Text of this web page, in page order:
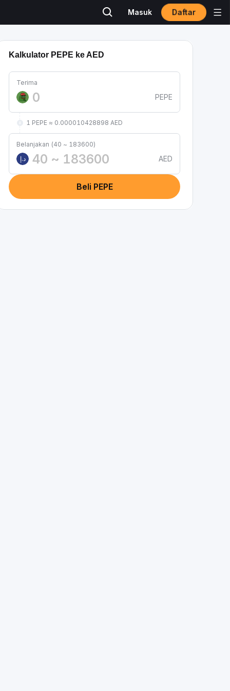
Masuk Daftar
Kalkulator PEPE ke AED
Terima
PEPE
1 PEPE ≈ 0.000010428898 AED
Belanjakan (40 ~ 183600)
د.إ
AED
Beli PEPE